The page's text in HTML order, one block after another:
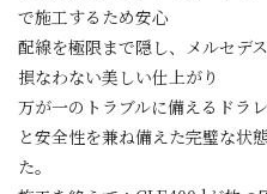
で施工するため安心
配線を極限まで隠し、メルセデ
損なわない美しい仕上がり
万が一のトラブルに備えるドラ
と安全性を兼ね備えた完璧な状
た。